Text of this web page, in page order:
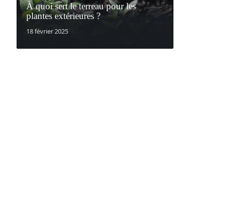
À quoi sert le terreau pour les
plantes extérieures ?
18 février 2025